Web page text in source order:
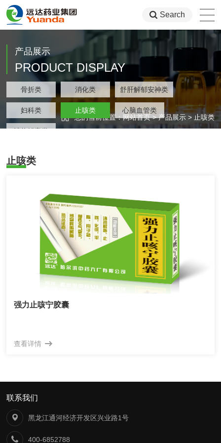
Search
产品展示
PRODUCT DISPLAY
骨折类 消化类 舒肝解郁安神类
妇科类 止咳类 心脑血管类
清热解毒类
您的当前位置：网站首页>产品展示> 止咳类
止咳类
强力止咳宁胶囊
查看详情
联系我们
黑龙江通河经济开发区兴业路1号
400-6852788